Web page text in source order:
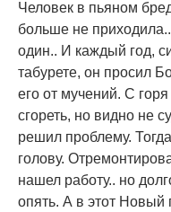
Человек в пьяном
больше не
один.. И каждый год,
табурете, он просил
его от мучений. С
сгореть, но видно не
решил проблему.
голову.
нашел работу.. но
опять. А в этот Новый